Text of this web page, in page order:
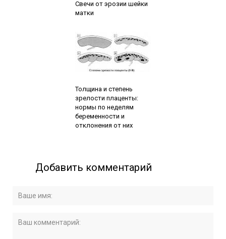
Свечи от эрозии шейки
матки
Толщина и степень
зрелости плаценты:
нормы по неделям
беременности и
отклонения от них
Добавить комментарий